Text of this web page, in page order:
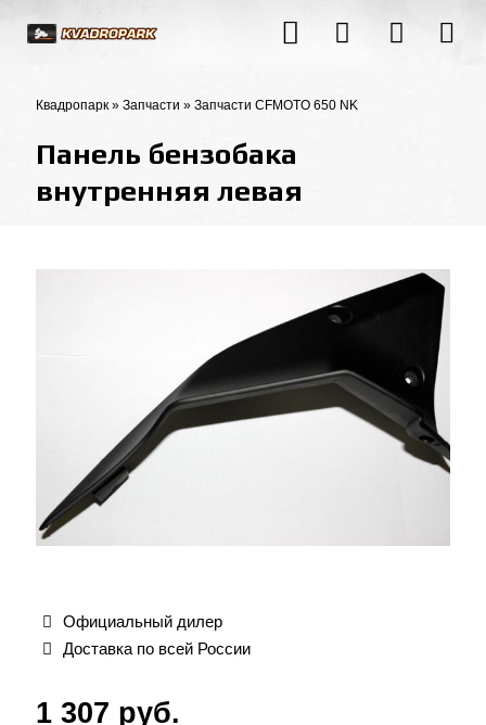
Квадропарк » Запчасти » Запчасти CFMOTO 650 NK
Панель бензобака
внутренняя левая
Официальный дилер
Доставка по всей России
1 307 руб.